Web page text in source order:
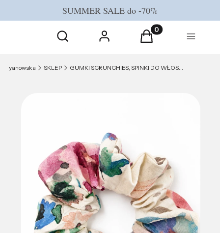
SUMMER SALE do -70%
Otwórz wyszukiwarkę
Szukaj Zaloguj się Produkty w
Koszyk Menu
yanowska SKLEP GUMKI SCRUNCHIES, SPINKI DO WŁOSÓW